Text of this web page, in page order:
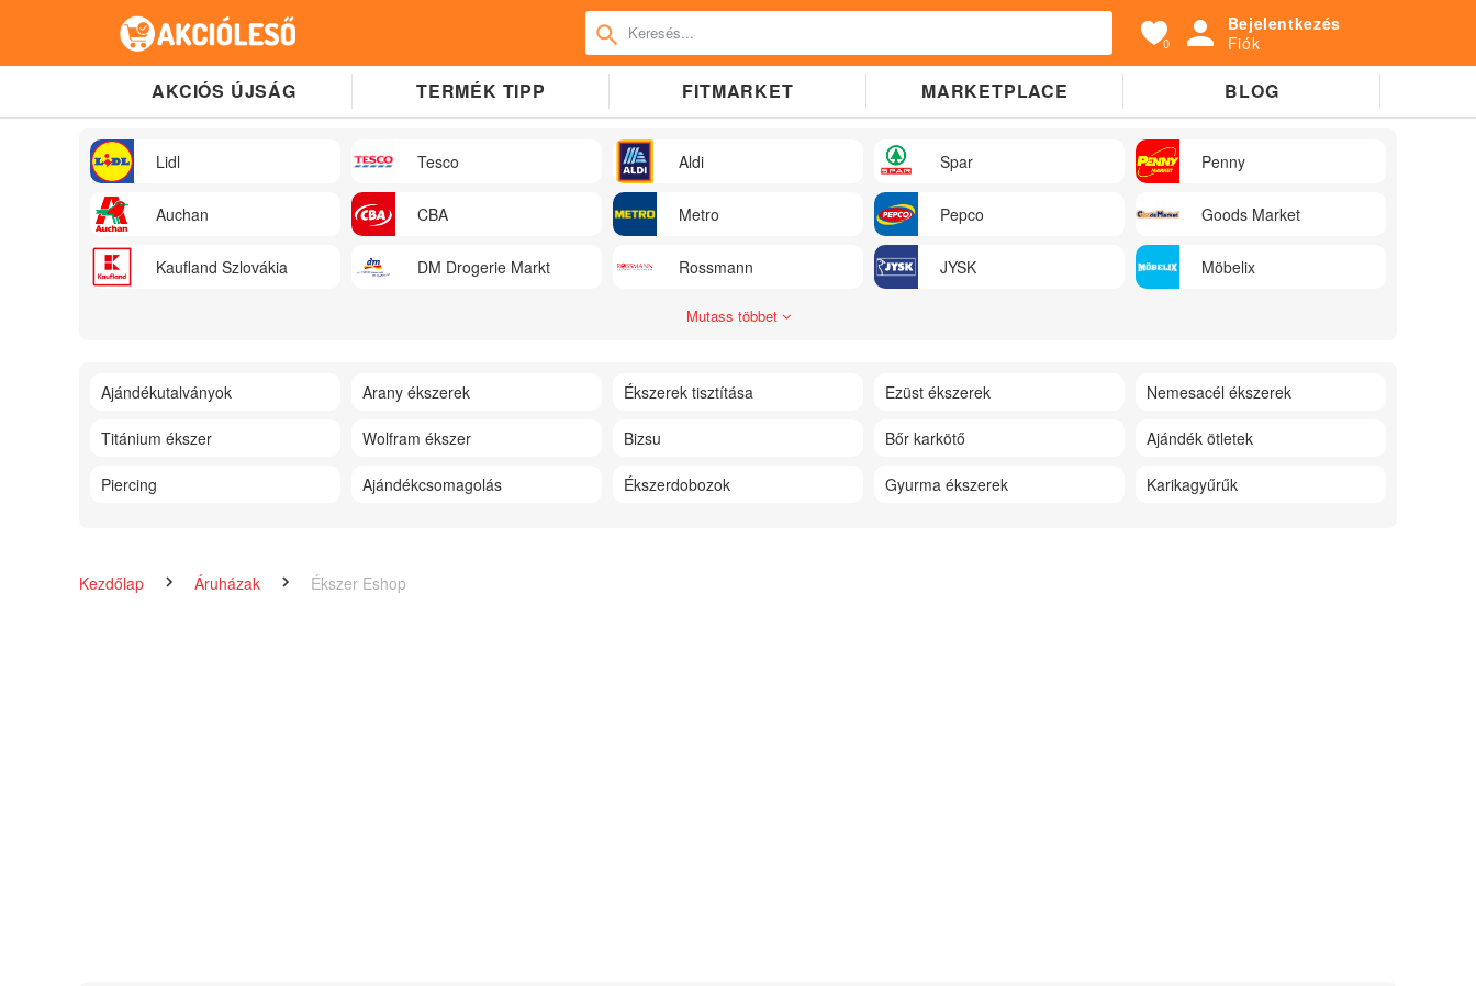
0
Bejelentkezés
Fiók
AKCIÓS ÚJSÁG TERMÉK TIPP FITMARKET MARKETPLACE BLOG
Lidl Tesco Aldi Spar Penny
Auchan CBA Metro Pepco Goods Market
Kaufland Szlovákia DM Drogerie Markt Rossmann JYSK Möbelix
Mutass többet
Ajándékutalványok Arany ékszerek Ékszerek tisztítása Ezüst ékszerek Nemesacél ékszerek
Titánium ékszer Wolfram ékszer Bizsu Bőr karkötő Ajándék ötletek
Piercing Ajándékcsomagolás Ékszerdobozok Gyurma ékszerek Karikagyűrűk
Kezdőlap Áruházak Ékszer Eshop